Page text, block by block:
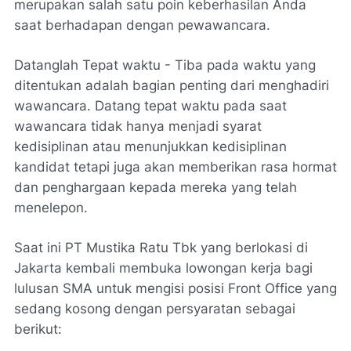
merupakan salah satu poin keberhasilan Anda
saat berhadapan dengan pewawancara.
Datanglah Tepat waktu - Tiba pada waktu yang
ditentukan adalah bagian penting dari menghadiri
wawancara. Datang tepat waktu pada saat
wawancara tidak hanya menjadi syarat
kedisiplinan atau menunjukkan kedisiplinan
kandidat tetapi juga akan memberikan rasa hormat
dan penghargaan kepada mereka yang telah
menelepon.
Saat ini PT Mustika Ratu Tbk yang berlokasi di
Jakarta kembali membuka lowongan kerja bagi
lulusan SMA untuk mengisi posisi Front Office yang
sedang kosong dengan persyaratan sebagai
berikut: